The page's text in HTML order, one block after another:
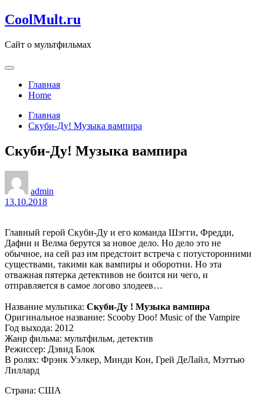
Перейти
к
CoolMult.ru
Сайт о мультфильмах
Главная
Home
Главная
Скуби-Ду! Музыка вампира
Скуби-Ду! Музыка вампира
admin
13.10.2018
Главный герой Скуби-Ду и его команда Шэгги, Фредди,
Дафни и Велма берутся за новое дело. Но дело это не
обычное, на сей раз им предстоит встреча с потусторонними
существами, такими как вампиры и оборотни. Но эта
отважная пятерка детективов не боится ни чего, и
отправляется в самое логово злодеев…
Название мультика: Скуби-Ду ! Музыка вампира
Оригинальное название: Scooby Doo! Music of the Vampire
Год выхода: 2012
Жанр фильма: мультфильм, детектив
Режиссер: Дэвид Блок
В ролях: Фрэнк Уэлкер, Минди Кон, Грей ДеЛайл, Мэттью
Лиллард
Страна: США